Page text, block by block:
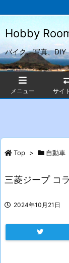
Hobby
バイク、写真、DIY
メニュー サイ
Top > 自動車
三菱ジープ コ
2024年10月21日